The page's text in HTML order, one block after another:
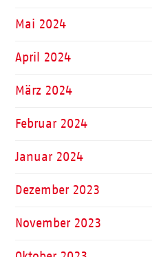
Mai 2024
April 2024
März 2024
Februar 2024
Januar 2024
Dezember 2023
November 2023